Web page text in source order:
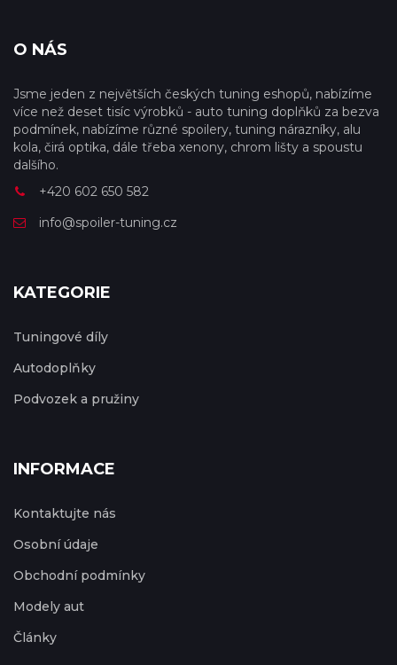
O NÁS
Jsme jeden z největších českých tuning eshopů, nabízíme
více než deset tisíc výrobků - auto tuning doplňků za bezva
podmínek, nabízíme různé spoilery, tuning nárazníky, alu
kola, čirá optika, dále třeba xenony, chrom lišty a spoustu
dalšího.
+420 602 650 582
info@spoiler-tuning.cz
KATEGORIE
Tuningové díly
Autodoplňky
Podvozek a pružiny
INFORMACE
Kontaktujte nás
Osobní údaje
Obchodní podmínky
Modely aut
Články